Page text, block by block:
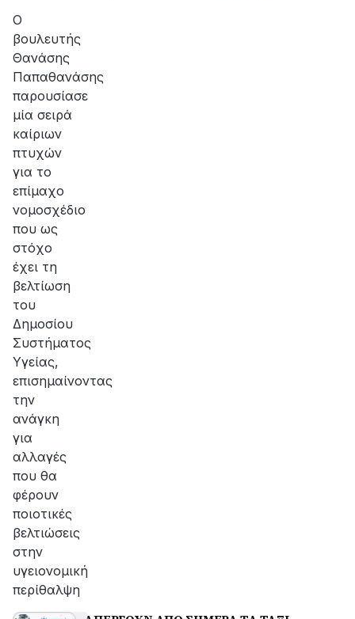
Ο
βουλευτής
Θανάσης
Παπαθανάσης
παρουσίασε
μία σειρά
καίριων
πτυχών
για το
επίμαχο
νομοσχέδιο
που ως
στόχο
έχει τη
βελτίωση
του
Δημοσίου
Συστήματος
Υγείας,
επισημαίνοντας
την
ανάγκη
για
αλλαγές
που θα
φέρουν
ποιοτικές
βελτιώσεις
στην
υγειονομική
περίθαλψη